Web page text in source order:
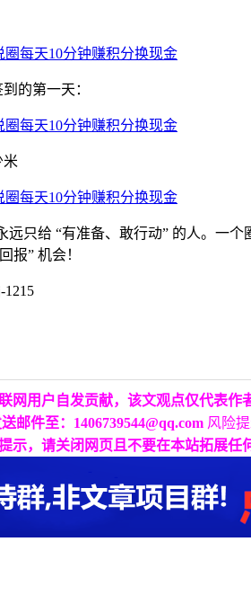
的第一天：
米
远只给 “有准备、敢行动” 的人。一
报” 机会！
1215
网用户自发贡献，该文观点仅代表
邮件至：1406739544@qq.com 风险提
示，请关闭网页且不要在本站拓展任